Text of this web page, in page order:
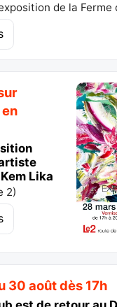
de la Ferme
Lika
2)
30 août dès 17h